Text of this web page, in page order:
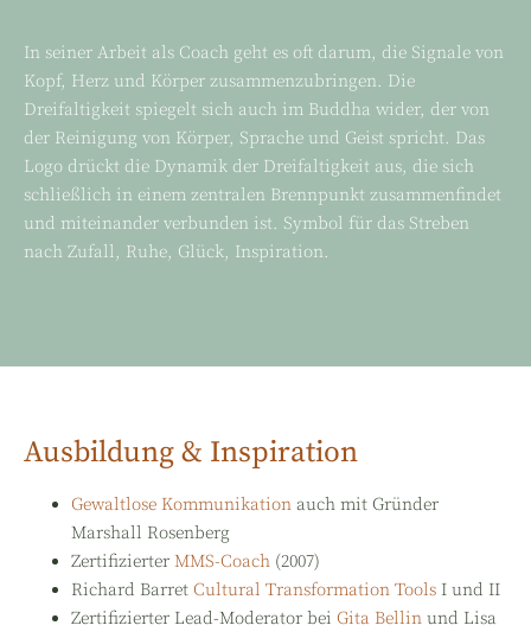
In seiner Arbeit als Coach geht es oft darum, die Signale von
Kopf, Herz und Körper zusammenzubringen. Die
Dreifaltigkeit spiegelt sich auch im Buddha wider, der von
der Reinigung von Körper, Sprache und Geist spricht. Das
Logo drückt die Dynamik der Dreifaltigkeit aus, die sich
schließlich in einem zentralen Brennpunkt zusammenfindet
und miteinander verbunden ist. Symbol für das Streben
nach Zufall, Ruhe, Glück, Inspiration.
Ausbildung & Inspiration
Gewaltlose Kommunikation auch mit Gründer
Marshall Rosenberg
Zertifizierter MMS-Coach (2007)
Richard Barret Cultural Transformation Tools I und II
Zertifizierter Lead-Moderator bei Gita Bellin und Lisa